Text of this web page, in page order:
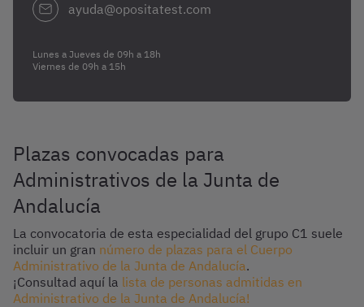
ayuda@opositatest.com
Lunes a Jueves de 09h a 18h
Viernes de 09h a 15h
Plazas convocadas para
Administrativos de la Junta de
Andalucía
La convocatoria de esta especialidad del grupo C1 suele
incluir un gran número de plazas para el Cuerpo
Administrativo de la Junta de Andalucía.
¡Consultad aquí la lista de personas admitidas en
Administrativo de la Junta de Andalucía!